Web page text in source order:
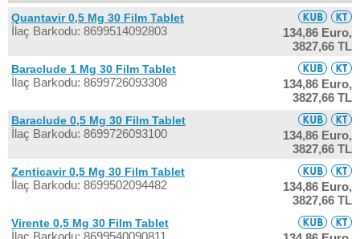
Quantavir 0,5 Mg 30 Film Tablet
İlaç Barkodu: 8699514092803
134,86 Euro,
3827,66 TL
Baraclude 1 Mg 30 Film Tablet
İlaç Barkodu: 8699726093308
134,86 Euro,
3827,66 TL
Baraclude 0,5 Mg 30 Film Tablet
İlaç Barkodu: 8699726093100
134,86 Euro,
3827,66 TL
Zenticavir 0,5 Mg 30 Film Tablet
İlaç Barkodu: 8699502094482
134,86 Euro,
3827,66 TL
Virente 0,5 Mg 30 Film Tablet
İlaç Barkodu: 8699540090811